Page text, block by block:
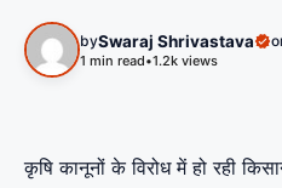
bySwaraj Shrivastava
1 min read•1.2k views
कृषि कानूनों के विरोध में हो रही